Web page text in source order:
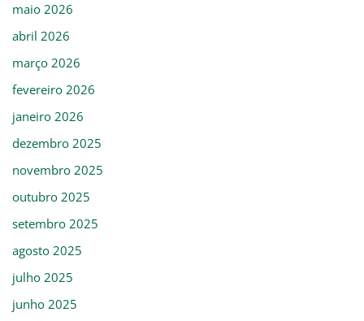
maio 2026
abril 2026
março 2026
fevereiro 2026
janeiro 2026
dezembro 2025
novembro 2025
outubro 2025
setembro 2025
agosto 2025
julho 2025
junho 2025